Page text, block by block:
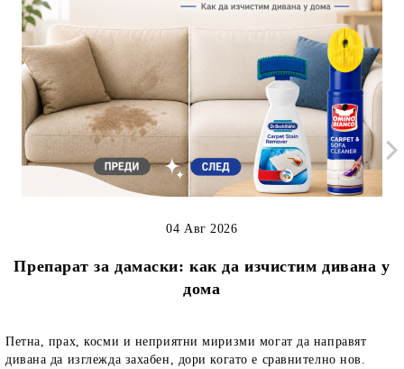
Препарат за дамаски: как да изчистим дивана у
дома
04 Авг 2026
Петна, прах, косми и неприятни миризми могат да направят
дивана да изглежда захабен, дори когато е сравнително нов.